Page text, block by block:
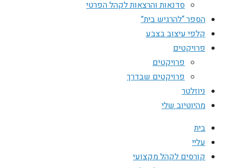
סדנאות והרצאות לקהל הפרטי
הספר “להרגיש בית”
קלפי עיצוב בצבע
פרויקטים
פרויקטים
פרויקטים שבדרך
ניוזלטר
מהיוטיוב שלי
בית
עליי
קורסים לקהל מקצועי